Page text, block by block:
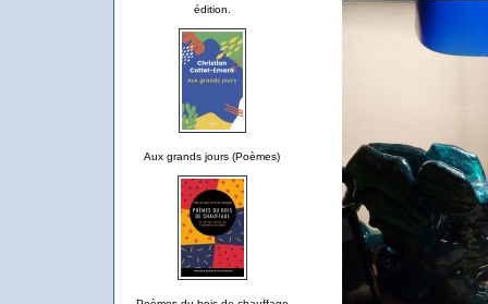
édition.
Aux grands jours (Poèmes)